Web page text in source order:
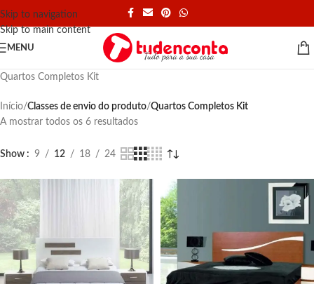
Skip to navigation
Skip to main content
MENU
Quartos Completos Kit
Início/Classes de envio do produto/Quartos Completos Kit
A mostrar todos os 6 resultados
Show 9 12 18 24